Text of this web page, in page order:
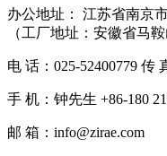
办公地址： 江苏省南京
（工厂地址：安徽省马
电 话：025-52400779 传
手 机：钟先生 +86-180
邮 箱：info@zirae.com